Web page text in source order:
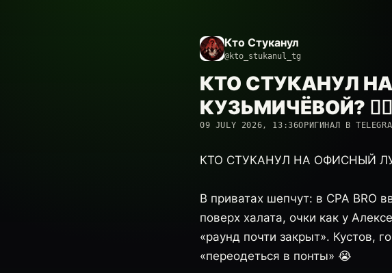
Кто Стуканул
@kto_stukanul_tg
КТО СТУКАНУЛ
КУЗЬМИЧЁВОЙ? 🕵️‍♂️
09 JULY 2026, 13:36ОРИГИНАЛ В
КТО СТУКАНУЛ НА ОФИСНЫЙ
В приватах шепчут: в CPA BRO
поверх халата, очки как у
«раунд почти закрыт». Кустов,
«переодеться в понты» 😭